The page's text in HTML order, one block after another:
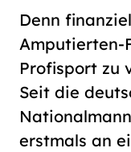
Denn
Amputierten-
Profisport zu
Seit die
erstmals an